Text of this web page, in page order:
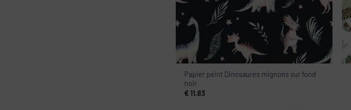
Papier peint Dinosaures mignons sur fond
noir
€ 11.83